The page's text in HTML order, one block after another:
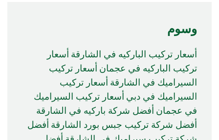
وسوم
أسعار تركيب الباركيه في الشارقة أسعار
تركيب الباركيه في عجمان أسعار تركيب
السيراميك في الشارقة أسعار تركيب
السيراميك في دبي أسعار تركيب السيراميك
في عجمان أفضل شركة باركيه في الشارقة
أفضل شركة تركيب جبس بورد الشارقة أفضل